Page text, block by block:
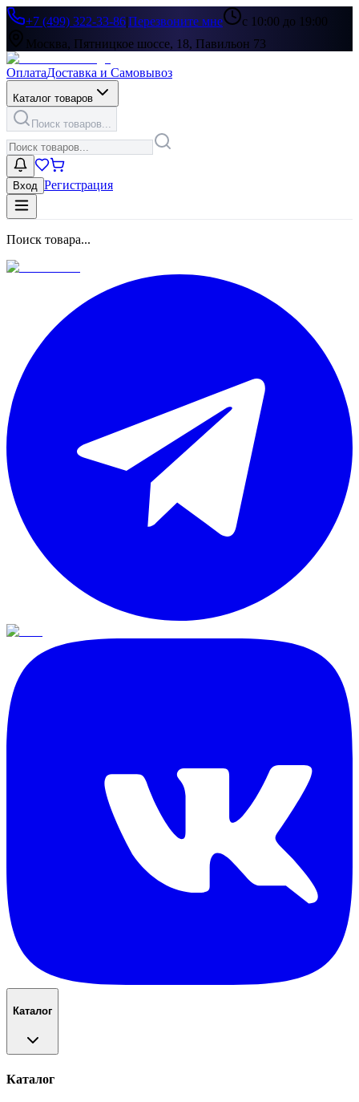
+7 (499) 322-33-86|Перезвоните мне
с 10:00 до 19:00
Москва, Пятницкое шоссе, 18, Павильон 73
ОплатаДоставка и Самовывоз
Каталог товаров
Поиск товаров...
Вход Регистрация
Поиск товара...
Каталог
Каталог